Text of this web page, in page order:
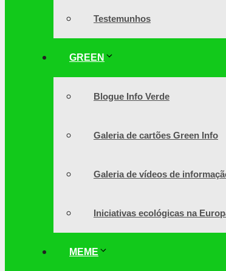
Testemunhos
GREEN
Blogue Info Verde
Galeria de cartões Green Info
Galeria de vídeos de
Iniciativas ecológicas na
MEME